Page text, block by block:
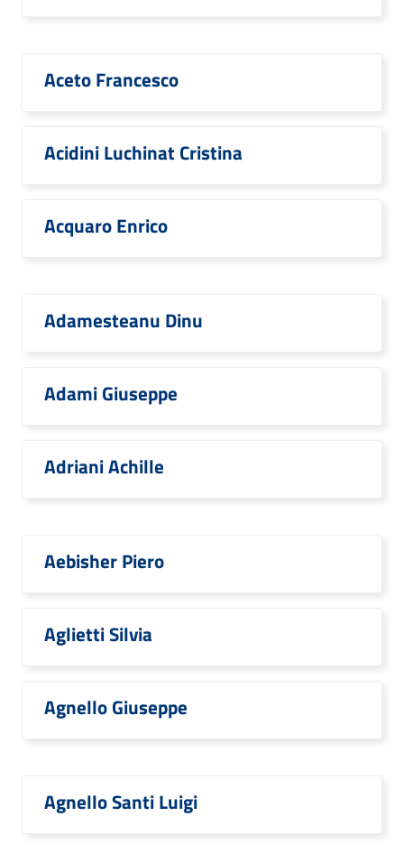
Aceto Francesco
Acidini Luchinat Cristina
Acquaro Enrico
Adamesteanu Dinu
Adami Giuseppe
Adriani Achille
Aebisher Piero
Aglietti Silvia
Agnello Giuseppe
Agnello Santi Luigi